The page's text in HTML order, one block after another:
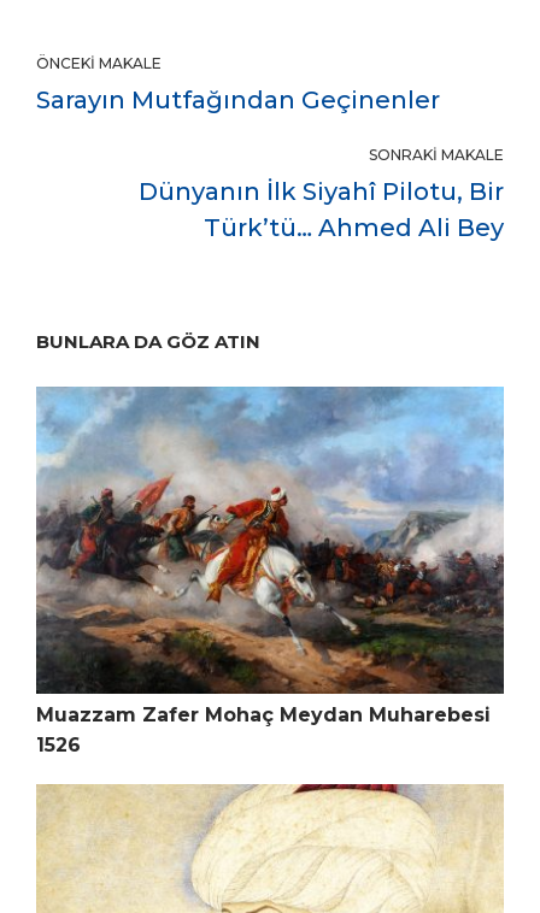
ÖNCEKI MAKALE
Sarayın Mutfağından Geçinenler
SONRAKI MAKALE
Dünyanın İlk Siyahî Pilotu, Bir
Türk’tü… Ahmed Ali Bey
BUNLARA DA GÖZ ATIN
Muazzam Zafer Mohaç Meydan Muharebesi
1526